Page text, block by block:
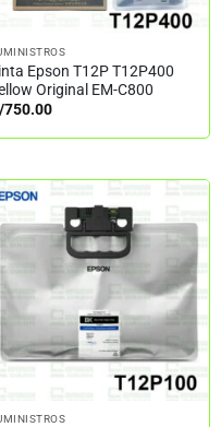
Epson T12P T12P400
Original EM-C800
750.00